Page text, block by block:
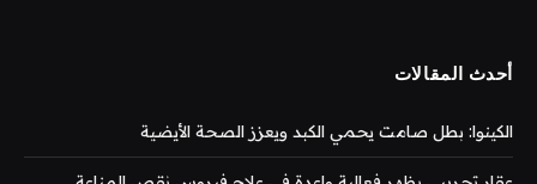
أحدث المقالات
الكينوا: بطل صامت يحمي الكبد ويعزز الصحة الأيضية